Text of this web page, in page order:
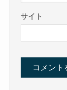
サイト